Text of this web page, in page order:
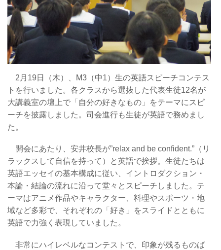
2月19日（木）、M3（中1）生の英語スピーチコンテス
トを行いました。各クラスから選抜した代表生徒12名が
大講義室の壇上で「自分の好きなもの」をテーマにスピ
ーチを披露しました。司会進行も生徒が英語で務めまし
た。
開会にあたり、安井校長が”relax and be confident.”（リ
ラックスして自信を持って）と英語で挨拶。生徒たちは
英語エッセイの基本構成に従い、イントロダクション・
本論・結論の流れに沿って堂々とスピーチしました。テ
ーマはアニメ作品やキャラクター、料理やスポーツ・地
域など多彩で、それぞれの「好き」をスライドとともに
英語で力強く表現していました。
非常にハイレベルなコンテストで、印象が残るものば